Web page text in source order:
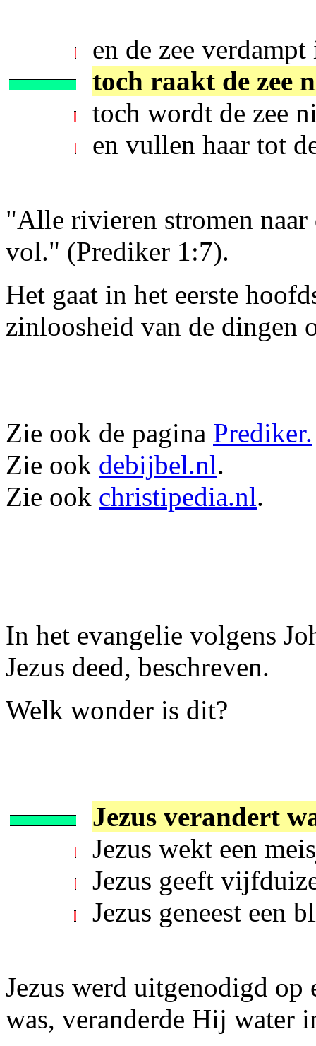
en de zee
toch raakt de zee
toch wordt de zee
en vullen haar tot
"Alle rivieren stromen naar
vol." (Prediker 1:7).
Het gaat in het eerste
zinloosheid van de dingen
Zie ook de pagina Prediker.
Zie ook debijbel.nl.
Zie ook christipedia.nl.
In het evangelie volgens
Jezus deed, beschreven.
Welk wonder is dit?
Jezus verandert
Jezus wekt een
Jezus geeft
Jezus geneest een
Jezus werd uitgenodigd
was, veranderde Hij water